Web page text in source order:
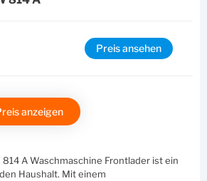
Preis ansehen
anzeigen
814 A Waschmaschine Frontlader ist ein
Haushalt. Mit einem